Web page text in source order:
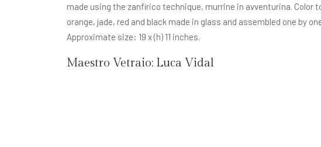
made using the zanfirico technique, murrine in avventurina. Color
orange, jade, red and black made in glass and assembled one by
Approximate size: 19 x (h) 11 inches.
Maestro Vetraio: Luca Vidal